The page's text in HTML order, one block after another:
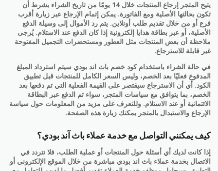
يتيح المتجر إرجاع المنتجات خلال 14 يومًا من تاريخ الشراء بشرط أن
تكون بحالتها الأصلية ومع الفاتورة. يمكن إتمام الإرجاع عبر زيارة أقرب
فرع أو من خلال تقديم طلب أونلاين. يتم رد الأموال إلى وسيلة الدفع
الأصلية، أو عبر بطاقة هدايا إلكترونية إذا كان الدفع عند الاستلام. يُرجى
ملاحظة أن بعض المنتجات مثل العطور ومستحضرات التجميل المفتوحة
غير قابلة للاسترجاع.
في حالة الشراء باستخدام كود خصم باث اند بودي سيتم استرداد المبلغ
المدفوع فعليًا بعد الخصم، وليس السعر الكامل للمنتجات قبل تطبيق
الكود. أي أن الاسترجاع سيقتصر على القيمة الفعلية التي تم دفعها بعد
الخصم، بما يتوافق مع سياسات المتجر، سواء تم الدفع عبر البطاقة
الائتمانية أو عند الاستلام. وللتعرف على مزيد من المعلومات حول سياسة
الإرجاع والاستبدال بالمتجر يمكنك زيارة هذه الصفحة.
كيف يمكنني التواصل مع خدمة عملاء باث آند بودي؟
إذا كانت لديك أي أسئلة حول المنتجات أو عملية الطلب، فلا تتردد في
الاتصال بخدمة عملاء باث اند بودي مباشرة من خلال الموقع الإلكتروني أو